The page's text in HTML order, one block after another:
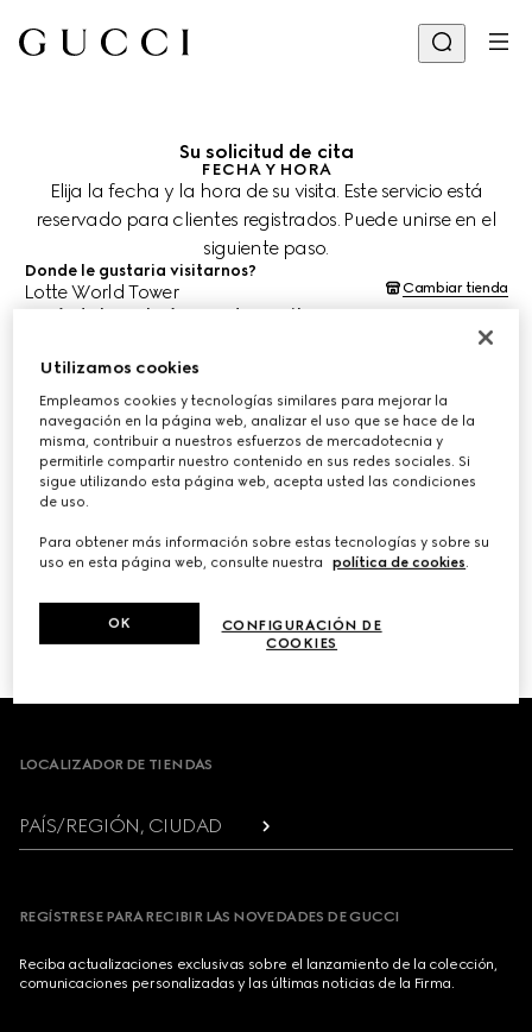
Su solicitud de cita
FECHA Y HORA
Elija la fecha y la hora de su visita. Este servicio está
reservado para clientes registrados. Puede unirse en el
siguiente paso.
Donde le gustaria visitarnos?
Lotte World Tower Cambiar tienda
¿Cuándo le gustaría agendar su cita?
Las fechas y horas se muestran en la hora local de la tienda (KST) y
están sujetas a la confirmación del equipo de asesoría de clientes.
ELIJA EL HORARIO*
/3
Footer
LOCALIZADOR DE TIENDAS
PAÍS/REGIÓN, CIUDAD
REGÍSTRESE PARA RECIBIR LAS NOVEDADES DE GUCCI
Reciba actualizaciones exclusivas sobre el lanzamiento de la colección,
comunicaciones personalizadas y las últimas noticias de la Firma.
Utilizamos cookies
Empleamos cookies y tecnologías similares para mejorar la
navegación en la página web, analizar el uso que se hace de la
misma, contribuir a nuestros esfuerzos de mercadotecnia y
permitirle compartir nuestro contenido en sus redes sociales. Si
sigue utilizando esta página web, acepta usted las condiciones
de uso.
Para obtener más información sobre estas tecnologías y sobre su
uso en esta página web, consulte nuestra
política de cookies.
CONFIGURACIÓN DE
COOKIES
OK